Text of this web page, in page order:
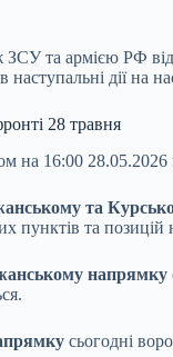
та армією РФ
наступальні дії на
28 травня
на 16:00
та
пунктів та
напрямку
сьогодні